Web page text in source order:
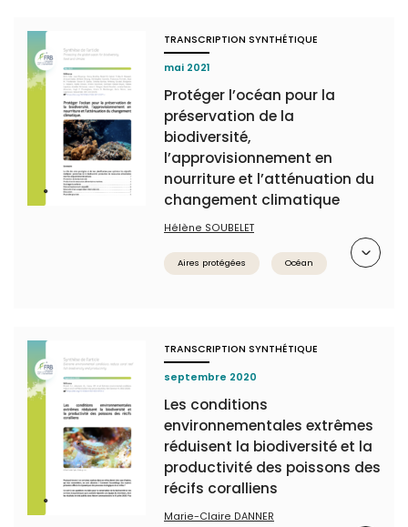
TRANSCRIPTION SYNTHÉTIQUE
mai 2021
Protéger l’océan pour la
préservation de la
biodiversité,
l’approvisionnement en
nourriture et l’atténuation du
changement climatique
Hélène SOUBELET
Aires protégées Océan
TRANSCRIPTION SYNTHÉTIQUE
septembre 2020
Les conditions
environnementales extrêmes
réduisent la biodiversité et la
productivité des poissons des
récifs coralliens
Marie-Claire DANNER